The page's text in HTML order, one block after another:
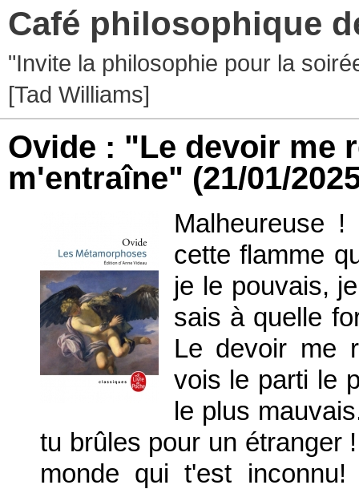
Café philosophique
"Invite la philosophie pour la
[Tad Williams]
Ovide : "Le devoir me
m'entraîne" (21/01/
Malheureuse
cette flamme
je le pouvais,
sais à quelle
Le devoir me
vois le parti le
le plus
tu brûles pour un étranger
monde qui t'est